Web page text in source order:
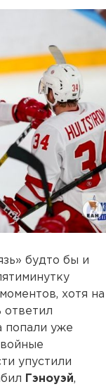
будто бы и
хотя на
ответил
попали уже
упустили
Гэноуэй,